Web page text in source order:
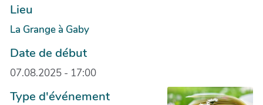
Lieu
La Grange à Gaby
Date de début
07.08.2025 - 17:00
Type d'événement